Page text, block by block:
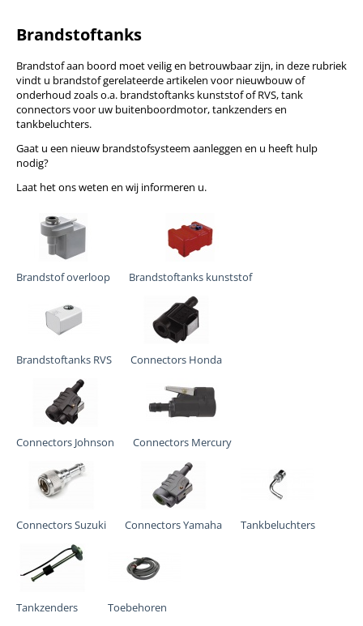
Brandstoftanks
Brandstof aan boord moet veilig en betrouwbaar zijn, in deze rubriek
vindt u brandstof gerelateerde artikelen voor nieuwbouw of
onderhoud zoals o.a. brandstoftanks kunststof of RVS, tank
connectors voor uw buitenboordmotor, tankzenders en
tankbeluchters.
Gaat u een nieuw brandstofsysteem aanleggen en u heeft hulp
nodig?
Laat het ons weten en wij informeren u.
Brandstof overloop Brandstoftanks kunststof
Brandstoftanks RVS Connectors Honda
Connectors Johnson Connectors Mercury
Connectors Suzuki Connectors Yamaha Tankbeluchters
Tankzenders Toebehoren